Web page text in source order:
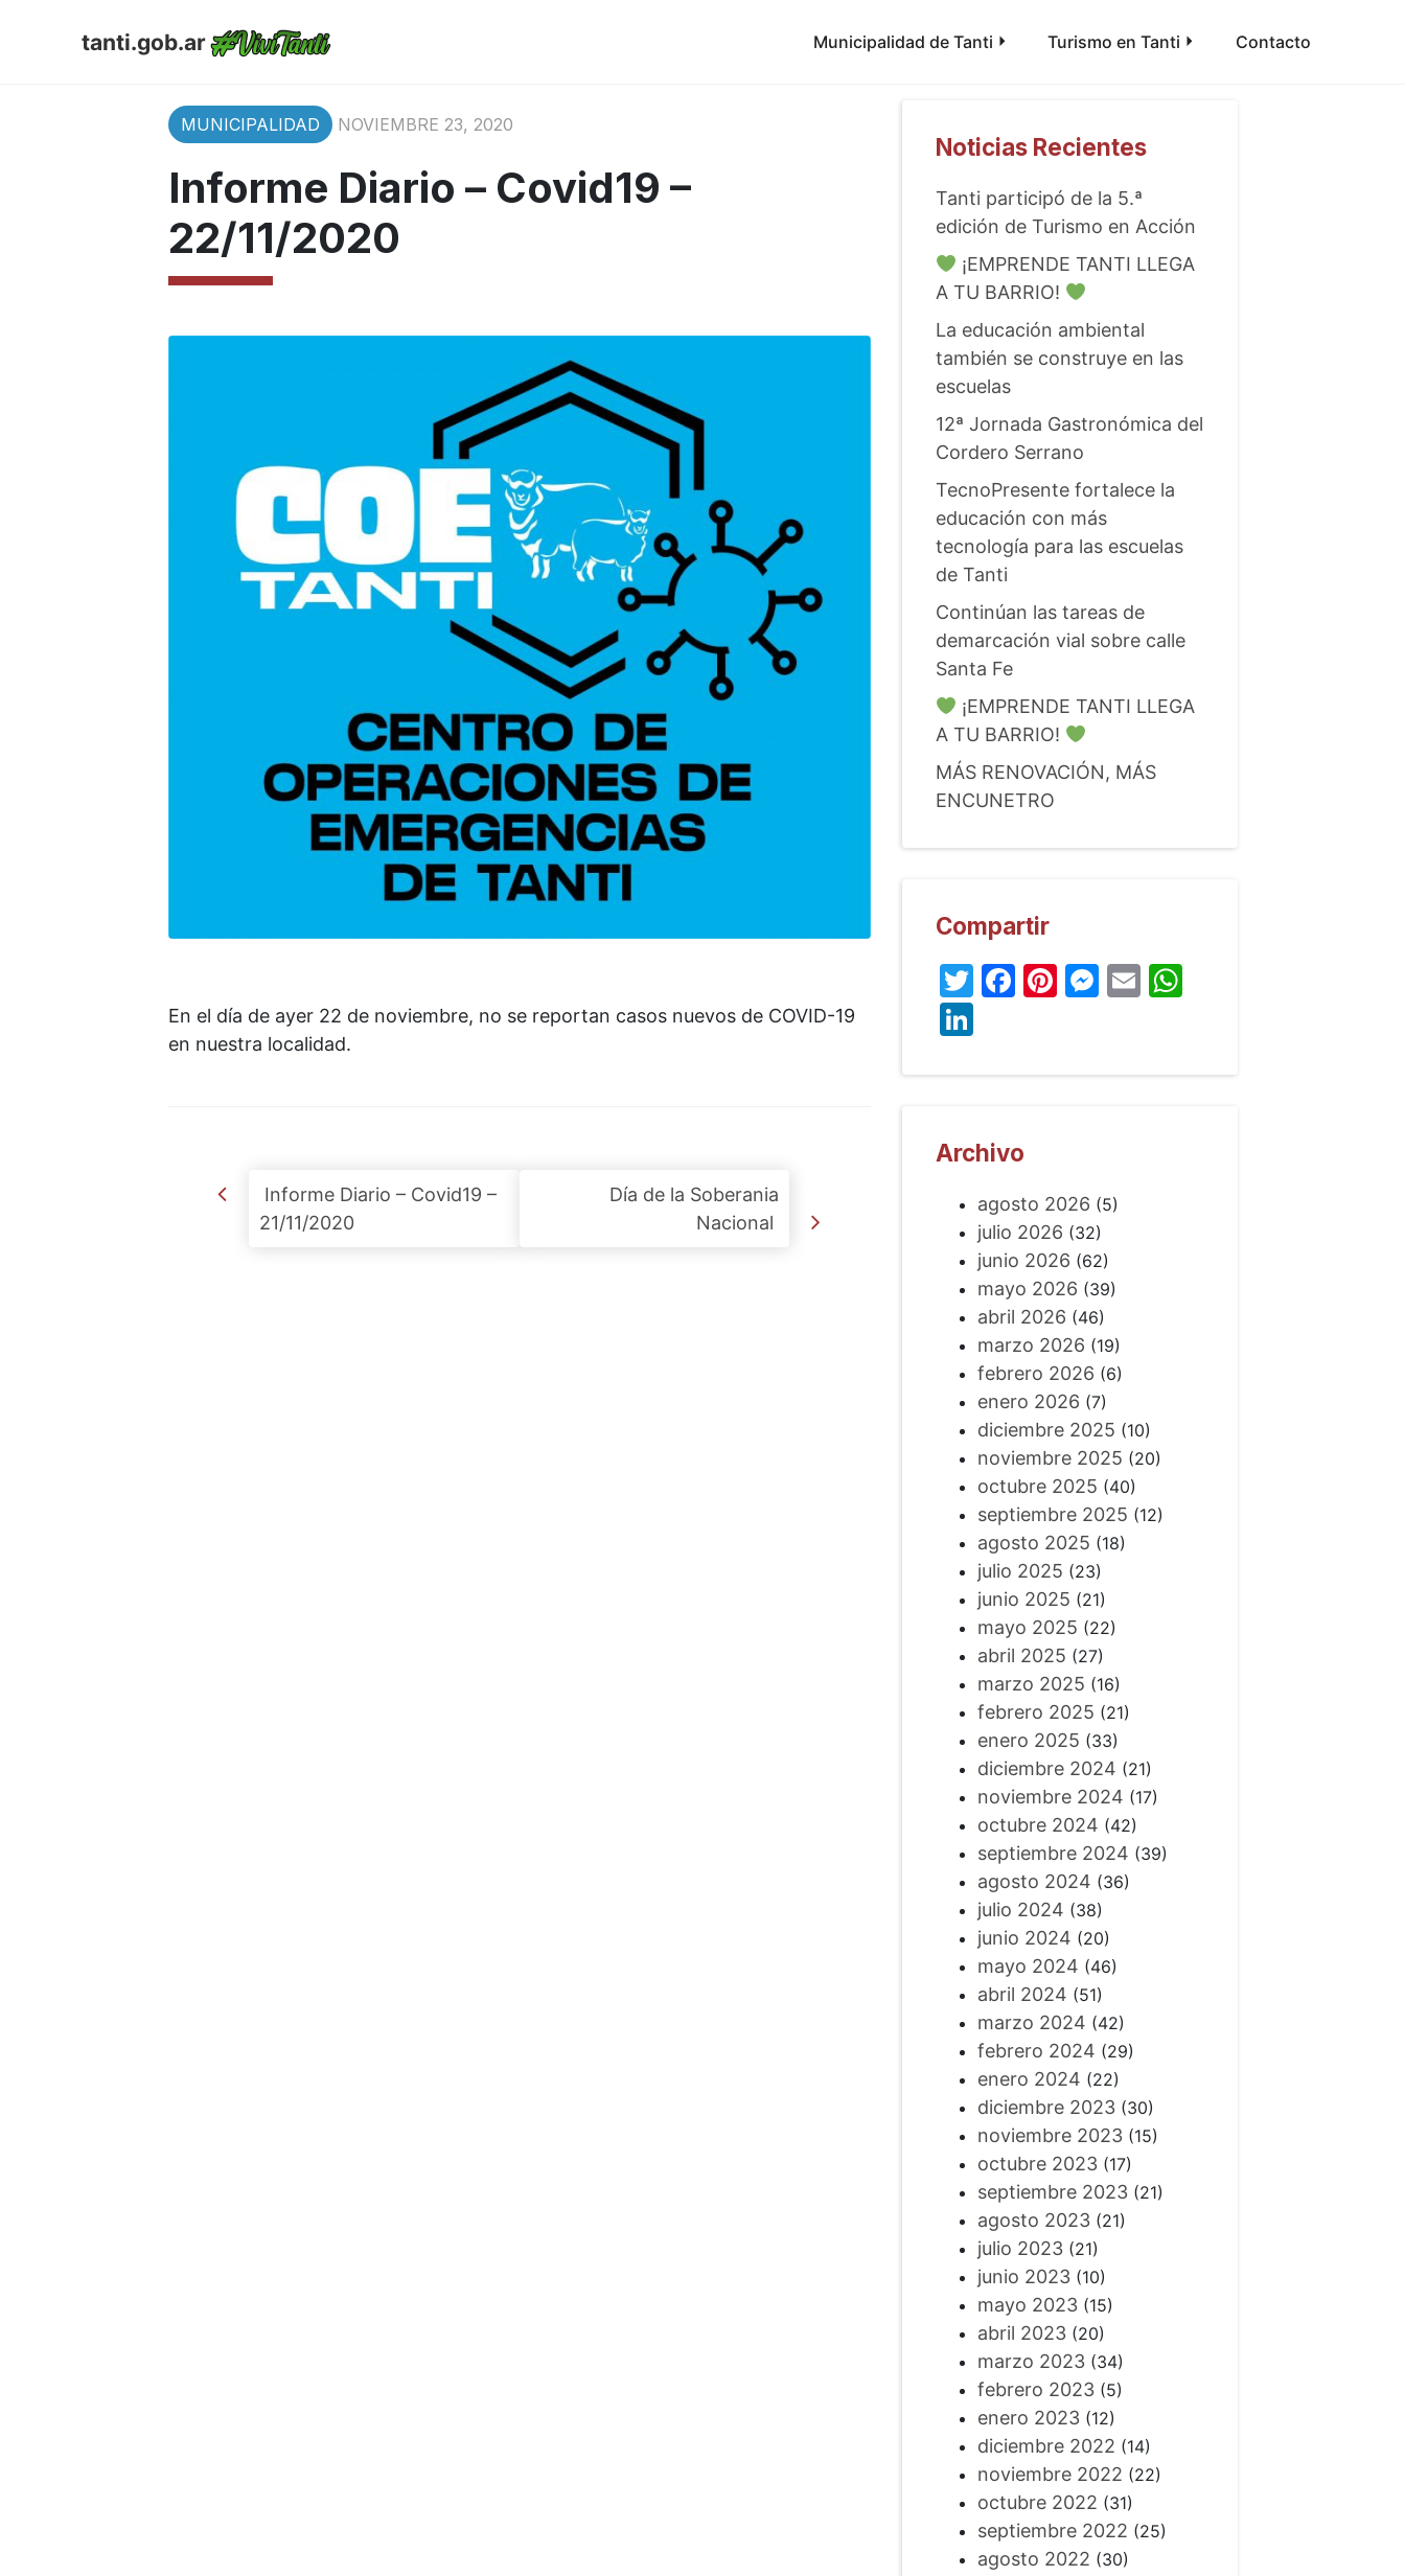
tanti.gob.ar Municipalidad de Tanti Turismo en Tanti Contacto
MUNICIPALIDAD NOVIEMBRE 23, 2020
Informe Diario – Covid19 –
22/11/2020
En el día de ayer 22 de noviembre, no se reportan casos nuevos de COVID-19
en nuestra localidad.
Post navigation
Informe Diario – Covid19 –
21/11/2020
Día de la Soberania
Nacional
Noticias Recientes
Tanti participó de la 5.ª
edición de Turismo en Acción
¡EMPRENDE TANTI LLEGA
A TU BARRIO!
La educación ambiental
también se construye en las
escuelas
12ª Jornada Gastronómica del
Cordero Serrano
TecnoPresente fortalece la
educación con más
tecnología para las escuelas
de Tanti
Continúan las tareas de
demarcación vial sobre calle
Santa Fe
¡EMPRENDE TANTI LLEGA
A TU BARRIO!
MÁS RENOVACIÓN, MÁS
ENCUNETRO
Compartir
Twitter
Facebook
Pinterest
Messenger
EmailWhatsApp
LinkedIn
Archivo
agosto 2026 (5)
julio 2026 (32)
junio 2026 (62)
mayo 2026 (39)
abril 2026 (46)
marzo 2026 (19)
febrero 2026 (6)
enero 2026 (7)
diciembre 2025 (10)
noviembre 2025 (20)
octubre 2025 (40)
septiembre 2025 (12)
agosto 2025 (18)
julio 2025 (23)
junio 2025 (21)
mayo 2025 (22)
abril 2025 (27)
marzo 2025 (16)
febrero 2025 (21)
enero 2025 (33)
diciembre 2024 (21)
noviembre 2024 (17)
octubre 2024 (42)
septiembre 2024 (39)
agosto 2024 (36)
julio 2024 (38)
junio 2024 (20)
mayo 2024 (46)
abril 2024 (51)
marzo 2024 (42)
febrero 2024 (29)
enero 2024 (22)
diciembre 2023(30)
noviembre 2023(15)
octubre 2023(17)
septiembre 2023(21)
agosto 2023(21)
julio 2023(21)
junio 2023(10)
mayo 2023(15)
abril 2023(20)
marzo 2023(34)
febrero 2023(5)
enero 2023(12)
diciembre 2022 (14)
noviembre 2022 (22)
octubre 2022 (31)
septiembre 2022 (25)
agosto 2022 (30)